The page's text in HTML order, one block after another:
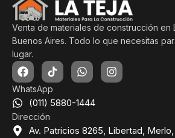
Venta de materiales de construcción en
Buenos Aires. Todo lo que necesitas
lugar.
WhatsApp
(011) 5880-1444
Dirección
Av. Patricios 8265, Libertad,